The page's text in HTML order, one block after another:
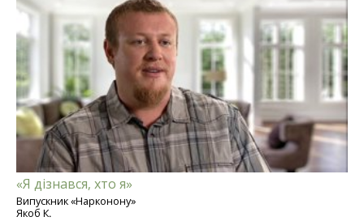
«Я дізнався, хто я»
Випускник «Нарконону»
Якоб К.